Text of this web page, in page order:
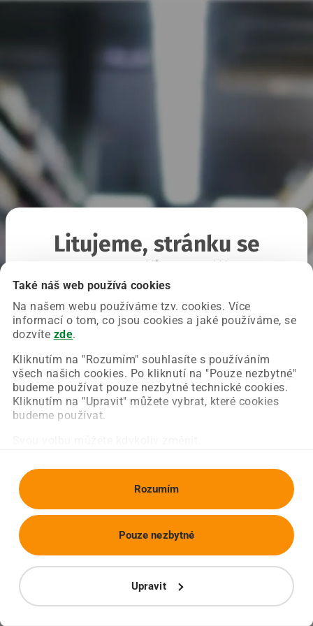
Také náš web používá cookies
Na našem webu používáme tzv. cookies. Více
informací o tom, co jsou cookies a jaké používáme, se
dozvíte zde.
Kliknutím na "Rozumím" souhlasíte s používáním
všech našich cookies. Po kliknutí na "Pouze nezbytné"
budeme používat pouze nezbytné technické cookies.
Kliknutím na "Upravit" můžete vybrat, které cookies
budeme používat.
Rozumím
Upravit
Pouze nezbytné
Litujeme, stránku se
Chyba nastala na naší straně a už ji opravujeme.
Zkuste prosím znovu načíst požadovanou stránku.
Obnovit stránku Úvodní strana